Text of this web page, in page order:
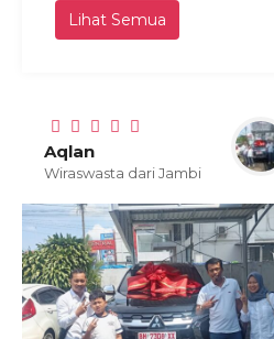
Lihat Semua
Aqlan
Wiraswasta dari Jambi